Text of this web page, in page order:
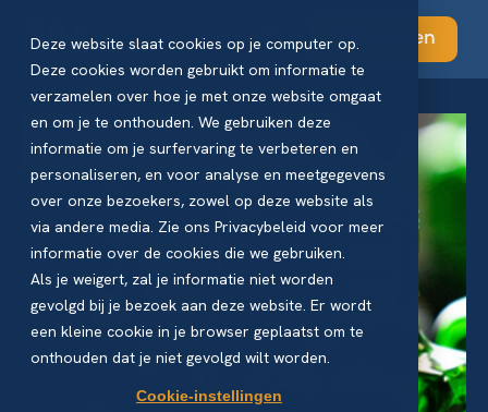
Deze website slaat cookies op je computer op.
Deze cookies worden gebruikt om informatie te
verzamelen over hoe je met onze website omgaat
en om je te onthouden. We gebruiken deze
informatie om je surfervaring te verbeteren en
personaliseren, en voor analyse en meetgegevens
over onze bezoekers, zowel op deze website als
via andere media. Zie ons Privacybeleid voor meer
informatie over de cookies die we gebruiken.
Als je weigert, zal je informatie niet worden
gevolgd bij je bezoek aan deze website. Er wordt
een kleine cookie in je browser geplaatst om te
onthouden dat je niet gevolgd wilt worden.
Cookie-instellingen
Abonneren